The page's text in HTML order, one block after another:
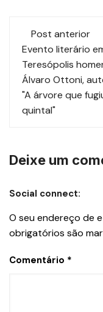
Post anterior
Evento literário
Teresópolis
Álvaro Ottoni,
"A árvore que
quintal"
Deixe um
Social connect:
O seu endereço de
obrigatórios são
Comentário *